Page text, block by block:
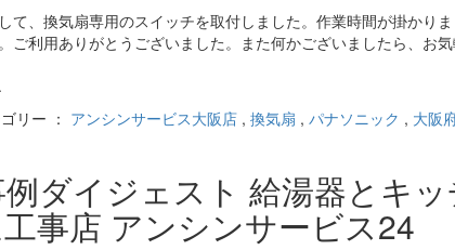
て、換気扇専用のスイッチを取付しました。作業時間が掛かり
ご利用ありがとうございました。また何かございましたら、お
リー ： アンシンサービス大阪店 , 換気扇 , パナソニック , 大阪
ダイジェスト 給湯器とキ
事店 アンシンサービス24